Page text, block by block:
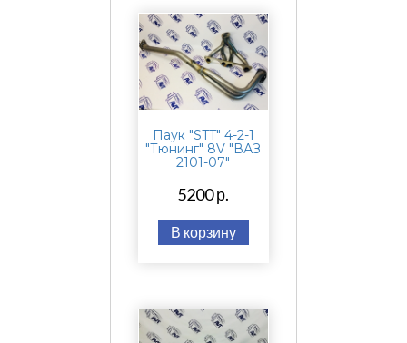
Паук "STT" 4-2-1
"Тюнинг" 8V "ВАЗ
2101-07"
5200 р.
В корзину